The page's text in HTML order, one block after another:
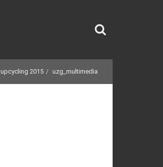
upcycling 2015 uzg_multimedia